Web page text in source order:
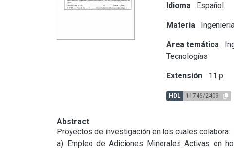
Idioma Español
Materia
Area temática
Tecnologías
Extensión 11 p.
HDL 11746/2409
Abstract
Proyectos de investigación en los cuales colabora:
a) Empleo de Adiciones Minerales Activas en